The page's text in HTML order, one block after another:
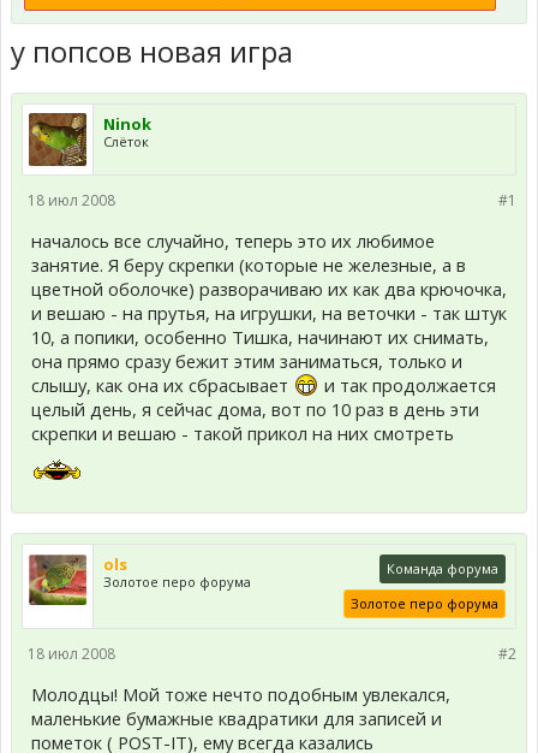
у попсов новая игра
Ninok
Слёток
#1
18 июл 2008
началось все случайно, теперь это их любимое
занятие. Я беру скрепки (которые не железные, а в
цветной оболочке) разворачиваю их как два крючочка,
и вешаю - на прутья, на игрушки, на веточки - так штук
10, а попики, особенно Тишка, начинают их снимать,
она прямо сразу бежит этим заниматься, только и
слышу, как она их сбрасывает
и так продолжается
целый день, я сейчас дома, вот по 10 раз в день эти
скрепки и вешаю - такой прикол на них смотреть
ols
Золотое перо форума
Команда форума
Золотое перо форума
#2
18 июл 2008
Молодцы! Мой тоже нечто подобным увлекался,
маленькие бумажные квадратики для записей и
пометок ( POST-IT), ему всегда казались